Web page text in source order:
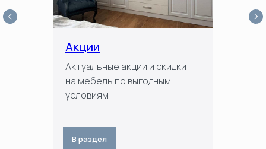
Акции
Актуальные акции и скидки
на мебель по выгодным
условиям
В раздел